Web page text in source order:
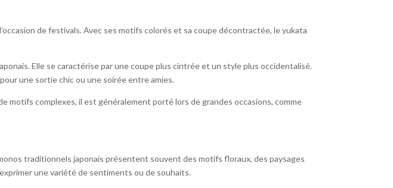
de festivals. Avec ses motifs colorés et sa coupe décontractée, le yukata
Elle se caractérise par une coupe plus cintrée et un style plus occidentalisé.
une sortie chic ou une soirée entre amies.
motifs complexes, il est généralement porté lors de grandes occasions, comme
traditionnels japonais présentent souvent des motifs floraux, des paysages
une variété de sentiments ou de souhaits.